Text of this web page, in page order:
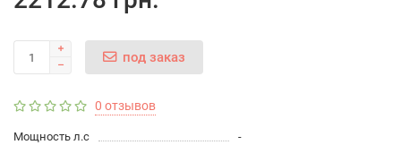
под заказ
0 отзывов
Мощность л.с
-